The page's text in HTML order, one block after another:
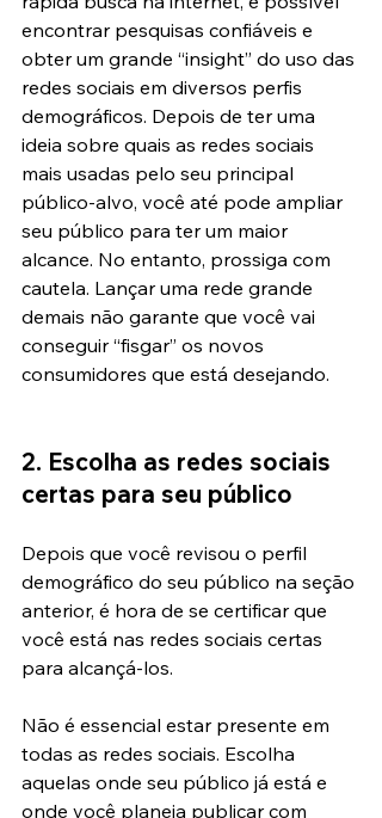
encontrar pesquisas confiáveis e
obter um grande “insight” do uso das
redes sociais em diversos perfis
demográficos. Depois de ter uma
ideia sobre quais as redes sociais
mais usadas pelo seu principal
público-alvo, você até pode ampliar
seu público para ter um maior
alcance. No entanto, prossiga com
cautela. Lançar uma rede grande
demais não garante que você vai
conseguir “fisgar” os novos
consumidores que está desejando.
2. Escolha as redes sociais
certas para seu público
Depois que você revisou o perfil
demográfico do seu público na seção
anterior, é hora de se certificar que
você está nas redes sociais certas
para alcançá-los.
Não é essencial estar presente em
todas as redes sociais. Escolha
aquelas onde seu público já está e
onde você planeja publicar com